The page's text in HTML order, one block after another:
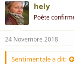
hely
Poète
24 Novembre 2018
Sentimentale a dit: